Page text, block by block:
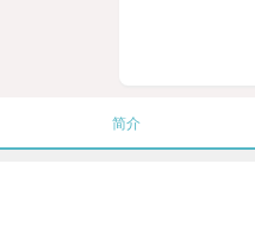
简介